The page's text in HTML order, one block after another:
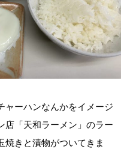
ャーハンなんかをイメージ
店「天和ラーメン」のラー
焼きと漬物がついてきま